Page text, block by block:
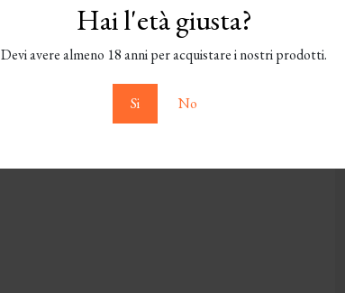
Hai l'età giusta?
Devi avere almeno 18 anni per acquistare i nostri prodotti.
Si No